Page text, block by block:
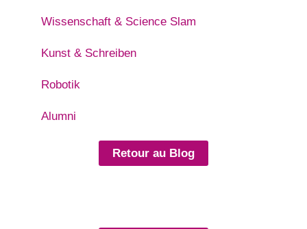
Wissenschaft & Science Slam
Kunst & Schreiben
Robotik
Alumni
Retour au Blog